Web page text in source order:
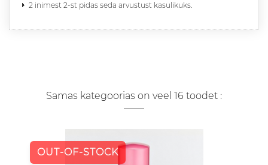
2 inimest 2-st pidas seda arvustust kasulikuks.
Samas kategoorias on veel 16 toodet :
OUT-OF-STOCK